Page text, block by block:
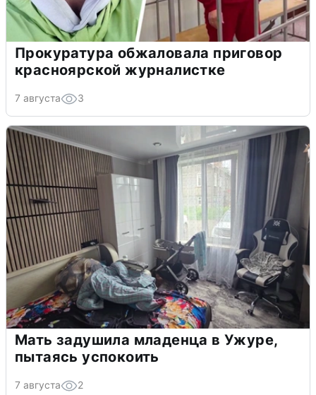
Прокуратура обжаловала приговор
красноярской журналистке
7 августа 3
Мать задушила младенца в Ужуре,
пытаясь успокоить
7 августа 2